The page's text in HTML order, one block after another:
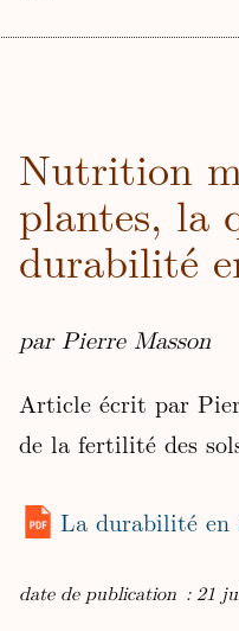
Nutrition
plantes, la
durabilité
par Pierre Masson
Article écrit par
de la fertilité des
La durabilité en
date de publication : 21